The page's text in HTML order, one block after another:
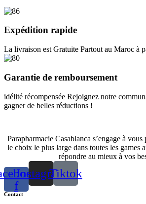
Expédition rapide
La livraison est Gratuite Partout au Maroc à
Garantie de remboursement
idélité récompensée Rejoignez notre
gagner de belles réductions !
Parapharmacie Casablanca s’engage à vous
le choix le plus large dans toutes les games
répondre au mieux à vos
f
InstagramTiktok
Contact